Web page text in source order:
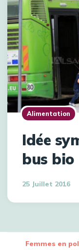
Alimentation
Idée
bus bio
25 Juillet 2016
Femmes en